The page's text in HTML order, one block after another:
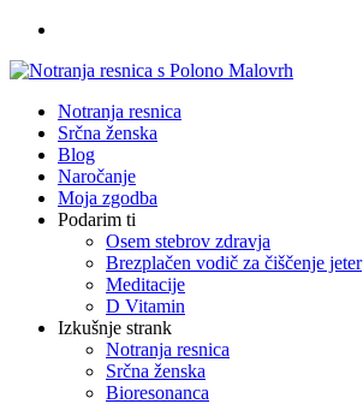
Notranja resnica
Srčna ženska
Blog
Naročanje
Moja zgodba
Podarim ti
Osem stebrov zdravja
Brezplačen vodič za čiščenje jeter
Meditacije
D Vitamin
Izkušnje strank
Notranja resnica
Srčna ženska
Bioresonanca